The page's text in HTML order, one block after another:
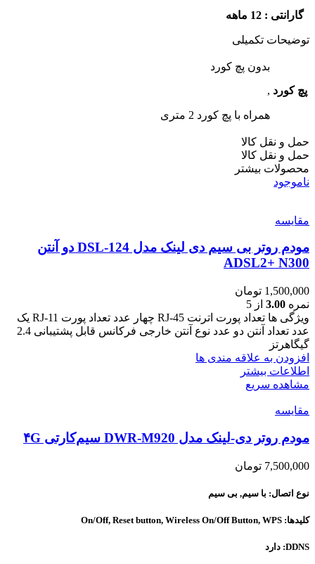
گارانتی : 12 ماهه
توضیحات تکمیلی
پچ کورد
بدون پچ کورد
,
همراه با پچ کورد 2 متری
حمل و نقل کالا
حمل و نقل کالا
محصولات بیشتر
ناموجود
مقایسه
مودم روتر بی‌ سیم دی لینک مدل DSL-124 دو آنتن
ADSL2+ N300
1,500,000 تومان
نمره 3.00 از 5
ویژگی ها تعداد پورت اترنت RJ-45 چهار عدد تعداد پورت RJ-11 یک
عدد تعداد آنتن دو عدد نوع آنتن خارجی فرکانس قابل پشتیبانی 2.4
گیگاهرتز
افزودن به علاقه مندی ها
اطلاعات بیشتر
مشاهده سریع
مقایسه
مودم روتر دی-لینک مدل DWR-M920 سیم‌کارتی ۴G
7,500,000 تومان
نوع اتصال: با سیم, بی سیم
کلیدها: On/Off, Reset button, Wireless On/Off Button, WPS
DDNS: دارد